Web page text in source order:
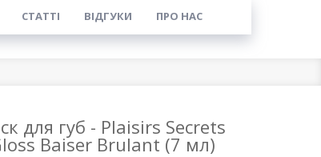
СТАТТІ ВІДГУКИ ПРО НАС
для губ - Plaisirs Secrets
Baiser Brulant (7 мл)